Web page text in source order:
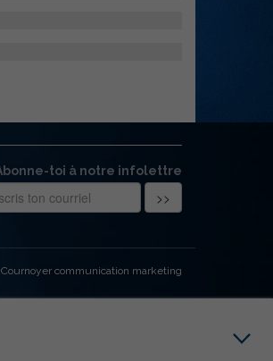
toi à notre infolettre
communication marketing